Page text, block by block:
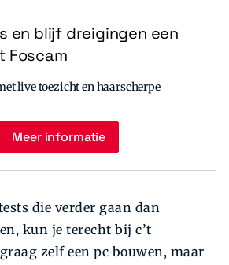
en blijf dreigingen een
Foscam
live toezicht en haarscherpe
Meer informatie
die verder gaan dan
kun je terecht bij c’t
zelf een pc bouwen, maar